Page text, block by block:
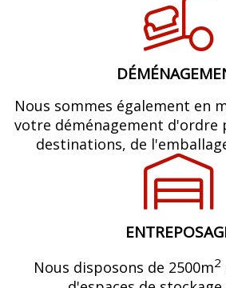
Nous sommes également en
votre déménagement d'ordre
destinations, de
Nous disposons de 2500m2